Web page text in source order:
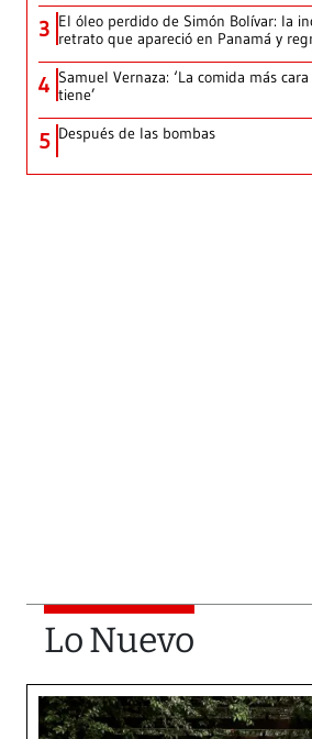
3 El óleo perdido de Simón Bolívar: la
retrato que apareció en Panamá y
4 Samuel Vernaza: ‘La comida más
tiene’
5 Después de las bombas
Lo Nuevo